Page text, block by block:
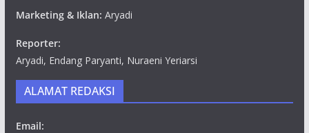
Marketing & Iklan: Aryadi
Reporter:
Aryadi, Endang Paryanti, Nuraeni Yeriarsi
ALAMAT REDAKSI
Email: